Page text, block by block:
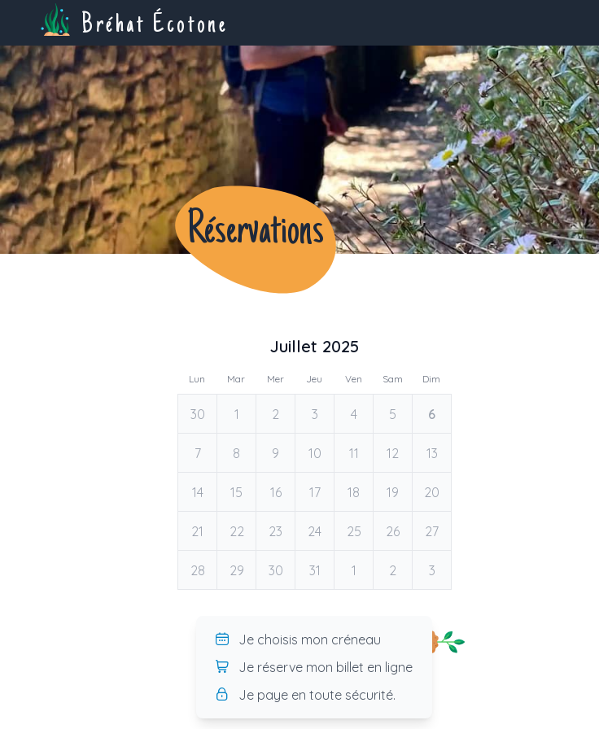
Bréhat Écotone
Réservations
Juillet 2025
Lun Mar Mer Jeu Ven Sam Dim
30 1 2 3 4 5 6
7 8 9 10 11 12 13
14 15 16 17 18 19 20
21 22 23 24 25 26 27
28 29 30 31 1 2 3
Je choisis mon créneau
Je réserve mon billet en ligne
Je paye en toute sécurité.